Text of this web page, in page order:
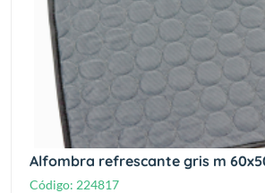
Alfombra refrescante gris m
Código: 224817